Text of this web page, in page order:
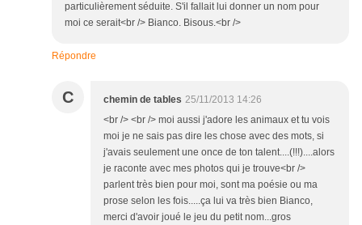
particulièrement séduite. S'il fallait lui donner un nom pour
moi ce serait<br /> Bianco. Bisous.<br />
Répondre
C chemin de tables 25/11/2013 14:26
<br /> <br /> moi aussi j'adore les animaux et tu vois
moi je ne sais pas dire les chose avec des mots, si
j'avais seulement une once de ton talent....(!!!)....alors
je raconte avec mes photos qui je trouve<br />
parlent très bien pour moi, sont ma poésie ou ma
prose selon les fois.....ça lui va très bien Bianco,
merci d'avoir joué le jeu du petit nom...gros